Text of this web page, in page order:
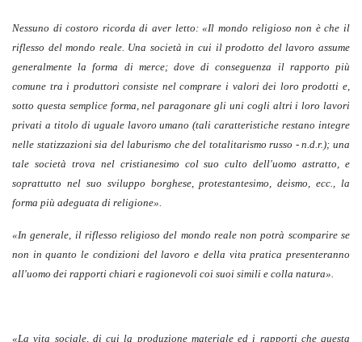
Nessuno di costoro ricorda di aver letto: «Il mondo religioso non è che il
riflesso del mondo reale. Una società in cui il prodotto del lavoro assume
generalmente la forma di merce; dove di conseguenza il rapporto più
comune tra i produttori consiste nel comprare i valori dei loro prodotti e,
sotto questa semplice forma, nel paragonare gli uni cogli altri i loro lavori
privati a titolo di uguale lavoro umano (tali caratteristiche restano integre
nelle statizzazioni sia del laburismo che del totalitarismo russo - n.d.r.); una
tale società trova nel cristianesimo col suo culto dell'uomo astratto, e
soprattutto nel suo sviluppo borghese, protestantesimo, deismo, ecc., la
forma più adeguata di religione».
«In generale, il riflesso religioso del mondo reale non potrà scomparire se
non in quanto le condizioni del lavoro e della vita pratica presenteranno
all'uomo dei rapporti chiari e ragionevoli coi suoi simili e colla natura».
«La vita sociale, di cui la produzione materiale ed i rapporti che questa